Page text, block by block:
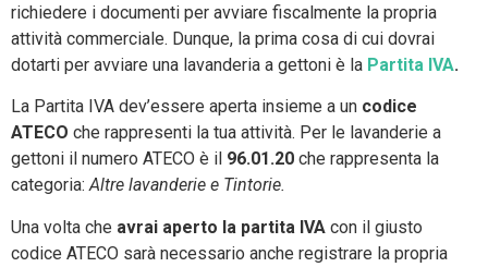
richiedere i documenti per avviare fiscalmente la propria
attività commerciale. Dunque, la prima cosa di cui dovrai
dotarti per avviare una lavanderia a gettoni è la Partita IVA.
La Partita IVA dev’essere aperta insieme a un codice
ATECO che rappresenti la tua attività. Per le lavanderie a
gettoni il numero ATECO è il 96.01.20 che rappresenta la
categoria:Altre lavanderie e Tintorie.
Una volta che avrai aperto la partita IVA con il giusto
codice ATECO sarà necessario anche registrare la propria